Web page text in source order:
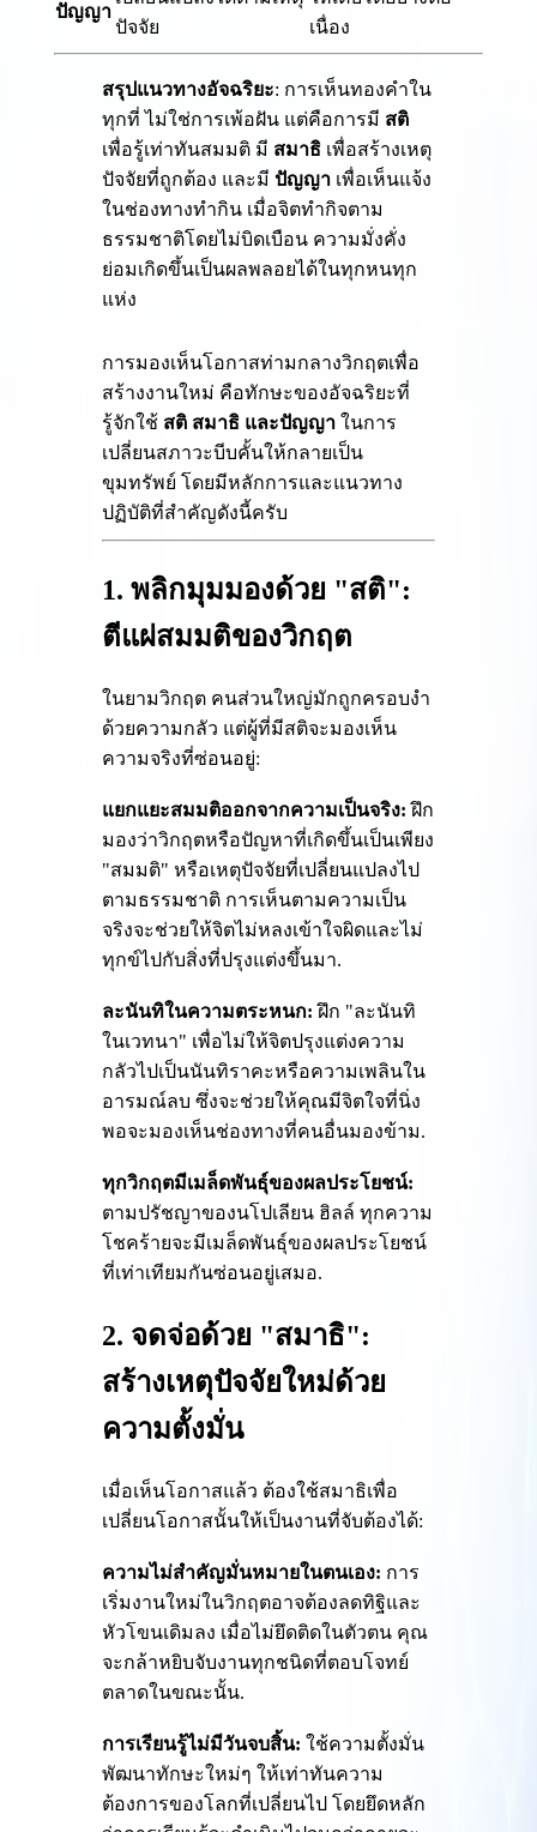
ปัญญา
ปัจจัย
เนื่อง
สรุปแนวทางอัจฉริยะ: การเห็นทองคำใน
ทุกที่ ไม่ใช่การเพ้อฝัน แต่คือการมี สติ
เพื่อรู้เท่าทันสมมติ มี สมาธิเพื่อสร้างเหตุ
ปัจจัยที่ถูกต้อง และมี ปัญญาเพื่อเห็นแจ้ง
ในช่องทางทำกิน เมื่อจิตทำกิจตาม
ธรรมชาติโดยไม่บิดเบือน ความมั่งคั่ง
ย่อมเกิดขึ้นเป็นผลพลอยได้ในทุกหนทุก
แห่ง
การมองเห็นโอกาสท่ามกลางวิกฤตเพื่อ
สร้างงานใหม่ คือทักษะของอัจฉริยะที่
รู้จักใช้ สติ สมาธิ และปัญญาในการ
เปลี่ยนสภาวะบีบคั้นให้กลายเป็น
ขุมทรัพย์ โดยมีหลักการและแนวทาง
ปฏิบัติที่สำคัญดังนี้ครับ
1. พลิกมุมมองด้วย "สติ":
ตีแผ่สมมติของวิกฤต
ในยามวิกฤต คนส่วนใหญ่มักถูกครอบงำ
ด้วยความกลัว แต่ผู้ที่มีสติจะมองเห็น
ความจริงที่ซ่อนอยู่:
แยกแยะสมมติออกจากความเป็นจริง: ฝึก
มองว่าวิกฤตหรือปัญหาที่เกิดขึ้นเป็นเพียง
"สมมติ" หรือเหตุปัจจัยที่เปลี่ยนแปลงไป
ตามธรรมชาติ การเห็นตามความเป็น
จริงจะช่วยให้จิตไม่หลงเข้าใจผิดและไม่
ทุกข์ไปกับสิ่งที่ปรุงแต่งขึ้นมา.
ละนันทิในความตระหนก: ฝึก "ละนันทิ
ในเวทนา" เพื่อไม่ให้จิตปรุงแต่งความ
กลัวไปเป็นนันทิราคะหรือความเพลินใน
อารมณ์ลบ ซึ่งจะช่วยให้คุณมีจิตใจที่นิ่ง
พอจะมองเห็นช่องทางที่คนอื่นมองข้าม.
ทุกวิกฤตมีเมล็ดพันธุ์ของผลประโยชน์:
ตามปรัชญาของนโปเลียน ฮิลล์ ทุกความ
โชคร้ายจะมีเมล็ดพันธุ์ของผลประโยชน์
ที่เท่าเทียมกันซ่อนอยู่เสมอ.
2. จดจ่อด้วย "สมาธิ":
สร้างเหตุปัจจัยใหม่ด้วย
ความตั้งมั่น
เมื่อเห็นโอกาสแล้ว ต้องใช้สมาธิเพื่อ
เปลี่ยนโอกาสนั้นให้เป็นงานที่จับต้องได้:
ความไม่สำคัญมั่นหมายในตนเอง: การ
เริ่มงานใหม่ในวิกฤตอาจต้องลดทิฐิและ
หัวโขนเดิมลง เมื่อไม่ยึดติดในตัวตน คุณ
จะกล้าหยิบจับงานทุกชนิดที่ตอบโจทย์
ตลาดในขณะนั้น.
การเรียนรู้ไม่มีวันจบสิ้น: ใช้ความตั้งมั่น
พัฒนาทักษะใหม่ๆ ให้เท่าทันความ
ต้องการของโลกที่เปลี่ยนไป โดยยึดหลัก